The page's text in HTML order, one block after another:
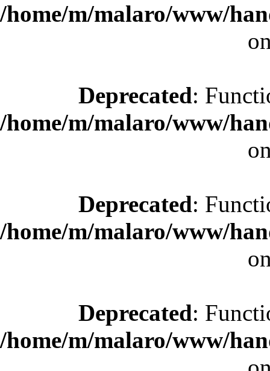
/home/m/malaro/www/
Deprecated:
/home/m/malaro/www/
Deprecated:
/home/m/malaro/www/
Deprecated:
/home/m/malaro/www/